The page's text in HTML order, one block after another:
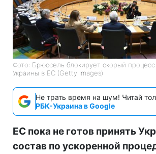
Фото: Брюссель блокирует скорый
Украины в ЕС (Getty Images)
Не трать время на шум! Читай
РБК-Украина в Google
ЕС пока не готов принять
состав по ускоренной